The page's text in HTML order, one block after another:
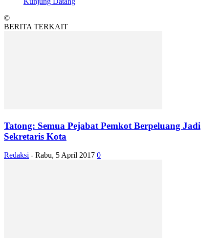
©
BERITA TERKAIT
Tatong: Semua Pejabat Pemkot Berpeluang Jadi
Sekretaris Kota
Redaksi - Rabu, 5 April 2017 0